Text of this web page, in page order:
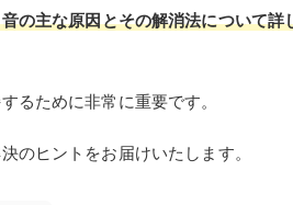
の主な原因とその解消法について詳
るために非常に重要です。
のヒントをお届けいたします。